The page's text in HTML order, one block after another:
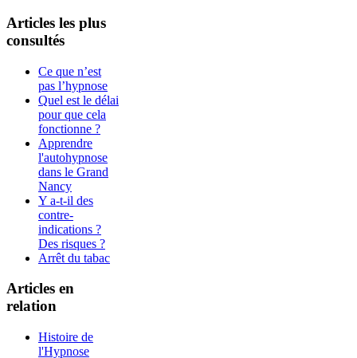
Articles les plus
consultés
Ce que n’est
pas l’hypnose
Quel est le délai
pour que cela
fonctionne ?
Apprendre
l'autohypnose
dans le Grand
Nancy
Y a-t-il des
contre-
indications ?
Des risques ?
Arrêt du tabac
Articles en
relation
Histoire de
l'Hypnose